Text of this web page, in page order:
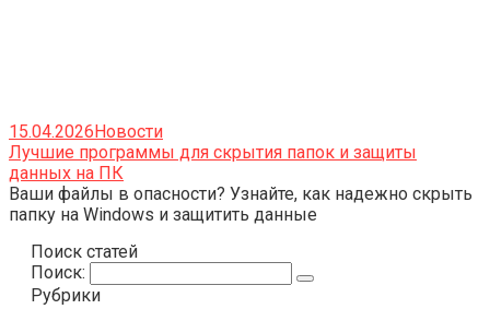
15.04.2026Новости
Лучшие программы для скрытия папок и защиты
данных на ПК
Ваши файлы в опасности? Узнайте, как надежно скрыть
папку на Windows и защитить данные
Поиск статей
Поиск:
Рубрики